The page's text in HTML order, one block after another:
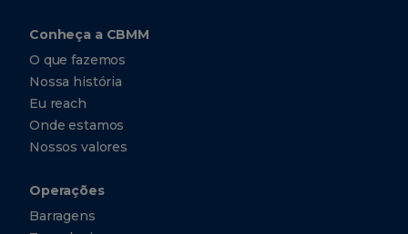
Conheça a CBMM
O que fazemos
Nossa história
Eu reach
Onde estamos
Nossos valores
Operações
Barragens